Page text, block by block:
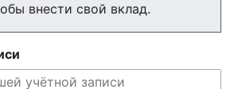
внести свой вклад.